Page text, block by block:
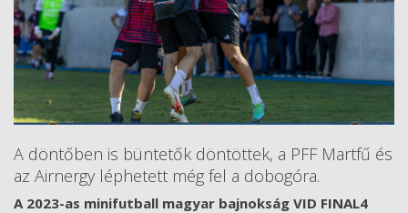
A döntőben is büntetők döntöttek, a PFF Martfű és
az Airnergy léphetett még fel a dobogóra.
A 2023-as minifutball magyar bajnokság VID FINAL4